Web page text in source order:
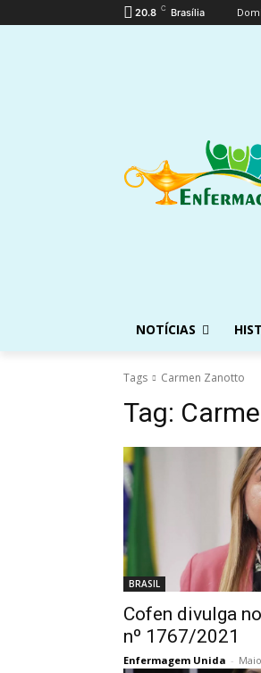
20.8 C Brasília
NOTÍCIAS
Tags Carmen Zanotto
Tag:
BRASIL
Cofen divulga
nº 1767/2021
Enfermagem Unida -